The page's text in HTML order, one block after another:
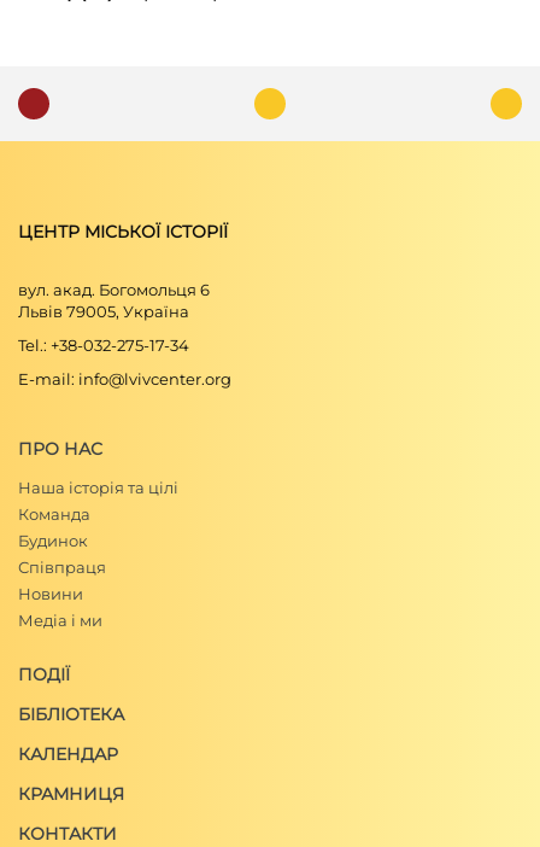
ЦЕНТР МІСЬКОЇ ІСТОРІЇ
вул. акад. Богомольця 6
Львів 79005, Україна
Tel.: +38-032-275-17-34
E-mail: info@lvivcenter.org
ПРО НАС
Наша історія та цілі
Команда
Будинок
Співпраця
Новини
Медіа і ми
ПОДІЇ
БІБЛІОТЕКА
КАЛЕНДАР
КРАМНИЦЯ
КОНТАКТИ